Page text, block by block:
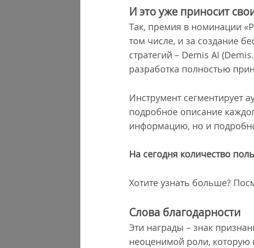
И это уже приносит
Так, премия в номинации
том числе, и за создание
стратегий – Demis AI
разработка полностью
Инструмент сегментирует
подробное описание
информацию, но и
На сегодня количество
Хотите узнать больше?
Слова благодарности
Эти награды – знак
неоценимой роли, которую